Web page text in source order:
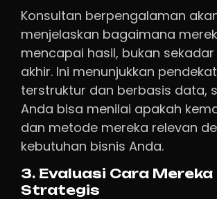
Konsultan berpengalaman
menjelaskan bagaimana
mencapai hasil, bukan
akhir. Ini menunjukkan
terstruktur dan berbasis data,
Anda bisa menilai apakah
dan metode mereka relevan
kebutuhan bisnis Anda.
3. Evaluasi Cara
Strategis